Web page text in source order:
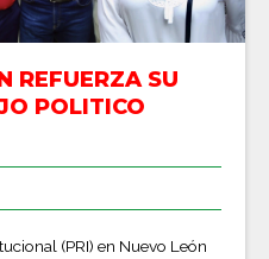
REFUERZA SU
POLITICO
(PRI) en Nuevo León